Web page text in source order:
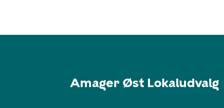
Amager Øst Lokaludvalg